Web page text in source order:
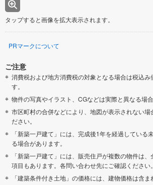
タップすると画像を拡大表示されます。
PRマークについて
ご注意
消費税および地方消費税の対象となる場合は税込み
す。
物件の写真やイラスト、CGなどは実際と異なる場合
市区町村の合併などにより、地図が表示されない場
ださい。
「新築一戸建て」には、完成後1年を経過している
る場合があります。
「新築一戸建て」には、販売住戸が複数の物件は
項目もあります。各問い合わせ先にご確認ください。
「建築条件付き土地」の価格には、建物価格は含ま